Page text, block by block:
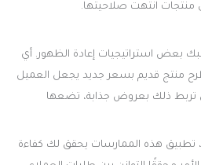
انتهت صلاحيتها.
استراتيجيات إعادة الظهور. أي
طرح منتج قديم بسعر جديد يجعل العميل
تربط ذلك بعروض جذابة، تضعها
تطبيق هذه الممارسات يحقق لك كفاءة